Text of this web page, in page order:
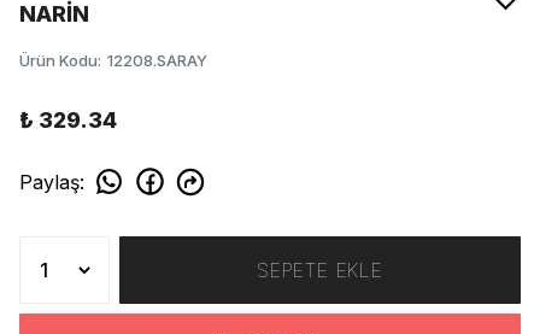
NARİN
Ürün Kodu: 12208.SARAY
₺ 329.34
Paylaş:
SEPETE EKLE